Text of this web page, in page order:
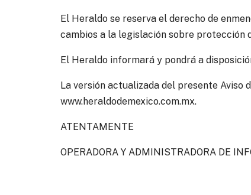
El Heraldo se reserva el derecho de
cambios a la legislación sobre protección
El Heraldo informará y pondrá a
La versión actualizada del presente
www.heraldodemexico.com.mx.
ATENTAMENTE
OPERADORA Y ADMINISTRADORA DE